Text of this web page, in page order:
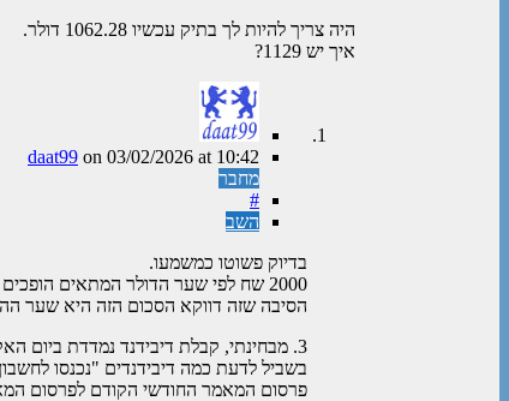
היה צריך להיות לך בתיק עכשיו 1062.28 דולר.
איך יש 1129?
daat99 on 03/02/2026 at 10:42
מחבר
#
השב
בדיוק פשוטו כמשמעו.
2000 שח לפי שער הדולר המתאים הופכים ל-644.96 דולר ולכן הפקדה של 2000 שח היא למעשה הפקדה של 644.96 דולר.
הסיבה שזה דווקא הסכום הזה היא שער
3. מבחינתי, קבלת דיבידנד נמדדת ביום האקס ולא ביום התשלום.
בשביל לדעת כמה דיבידנדים "נכנסו
פרסום המאמר החודשי הקודם לפרסום